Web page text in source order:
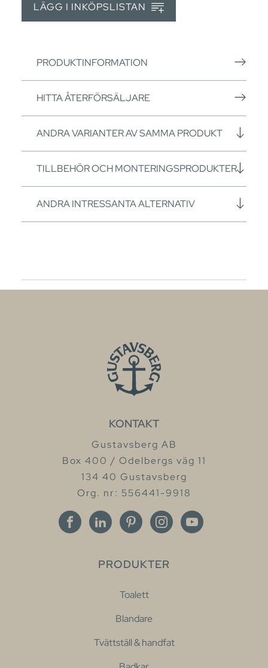
LÄGG I INKÖPSLISTAN
PRODUKTINFORMATION
HITTA ÅTERFÖRSÄLJARE
ANDRA VARIANTER AV SAMMA PRODUKT
TILLBEHÖR OCH MONTERINGSPRODUKTER
ANDRA INTRESSANTA ALTERNATIV
KONTAKT
Gustavsberg AB
Box 400 / Odelbergs väg 11
134 40 Gustavsberg
Org. nr: 556441-9918
PRODUKTER
Toalett
Blandare
Tvättställ & handfat